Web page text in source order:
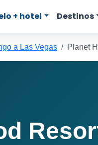
+ hotel Destinos
a Las Vegas Planet